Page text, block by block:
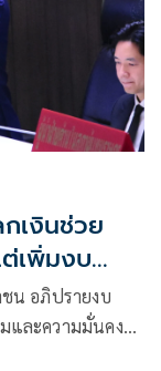
เงินช่วย
ต่เพิ่มงบ
น อภิปรายงบ
และความมั่นคง